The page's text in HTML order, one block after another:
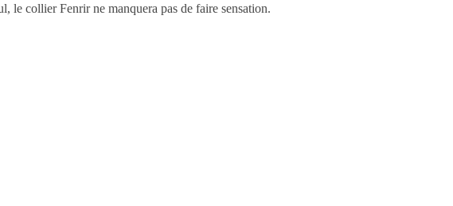
le collier Fenrir ne manquera pas de faire sensation.